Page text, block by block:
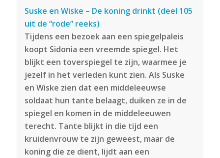
Suske en Wiske – De koning drinkt (deel 105
uit de “rode” reeks)
Tijdens een bezoek aan een spiegelpaleis
koopt Sidonia een vreemde spiegel. Het
blijkt een toverspiegel te zijn, waarmee je
jezelf in het verleden kunt zien. Als Suske
en Wiske zien dat een middeleeuwse
soldaat hun tante belaagt, duiken ze in de
spiegel en komen in de middeleeuwen
terecht. Tante blijkt in die tijd een
kruidenvrouw te zijn geweest, maar de
koning die ze dient, lijdt aan een